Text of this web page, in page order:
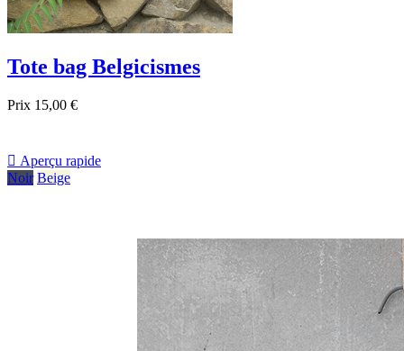
Tote bag Belgicismes
Prix 15,00 €
 Aperçu rapide
Noir Beige